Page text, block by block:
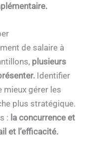
de salaire à
plusieurs
Identifier
mieux gérer les
plus stratégique.
: la concurrence et
et l’efficacité.